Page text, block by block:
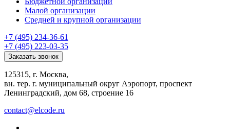
Малой организации
Средней и крупной организации
+7 (495) 234-36-61
+7 (495) 223-03-35
Заказать звонок
125315, г. Москва,
вн. тер. г. муниципальный округ Аэропорт, проспект
Ленинградский, дом 68, строение 16
contact@elcode.ru